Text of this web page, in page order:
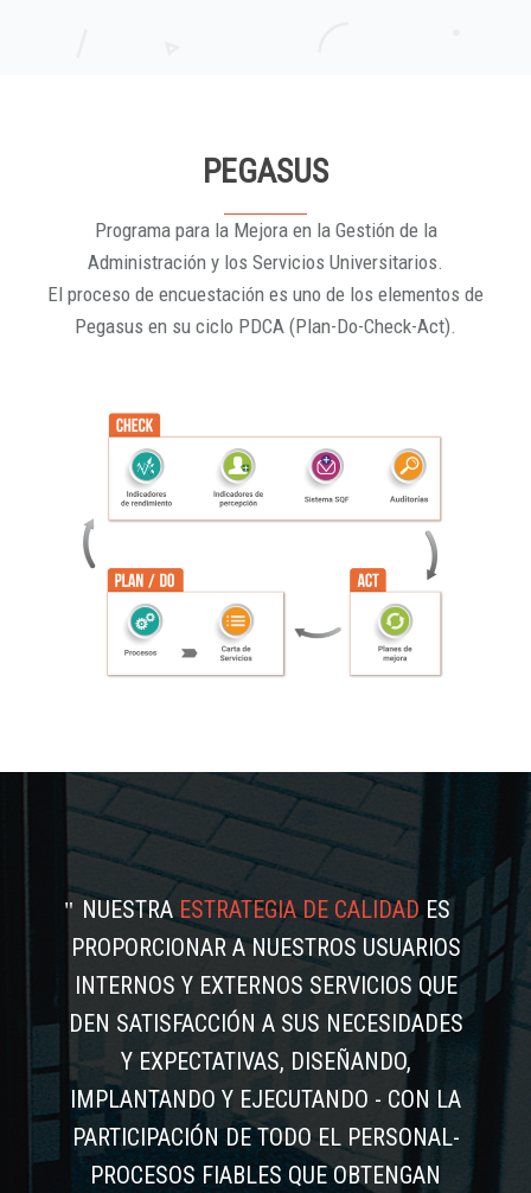
PEGASUS
Programa para la Mejora en la Gestión de la
Administración y los Servicios Universitarios.
El proceso de encuestación es uno de los elementos de
Pegasus en su ciclo PDCA (Plan-Do-Check-Act).
NUESTRAESTRATEGIA DE CALIDADES
PROPORCIONAR A NUESTROS USUARIOS
INTERNOS Y EXTERNOS SERVICIOS QUE
DEN SATISFACCIÓN A SUS NECESIDADES
Y EXPECTATIVAS, DISEÑANDO,
IMPLANTANDO Y EJECUTANDO - CON LA
PARTICIPACIÓN DE TODO EL PERSONAL-
PROCESOS FIABLES QUE OBTENGAN